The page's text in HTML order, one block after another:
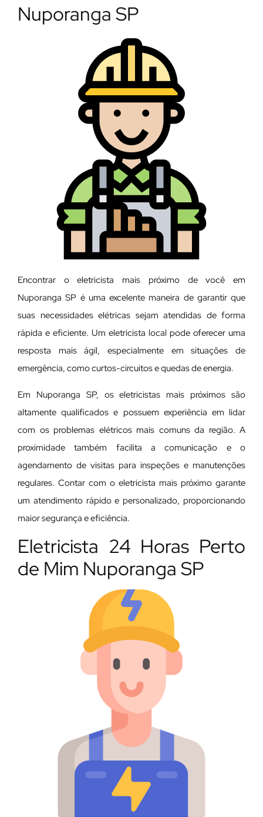
Nuporanga SP
Encontrar o eletricista mais próximo de você em
Nuporanga SP é uma excelente maneira de garantir que
suas necessidades elétricas sejam atendidas de forma
rápida e eficiente. Um eletricista local pode oferecer uma
resposta mais ágil, especialmente em situações de
emergência, como curtos-circuitos e quedas de energia.
Em Nuporanga SP, os eletricistas mais próximos são
altamente qualificados e possuem experiência em lidar
com os problemas elétricos mais comuns da região. A
proximidade também facilita a comunicação e o
agendamento de visitas para inspeções e manutenções
regulares. Contar com o eletricista mais próximo garante
um atendimento rápido e personalizado, proporcionando
maior segurança e eficiência.
Eletricista 24 Horas Perto
de Mim Nuporanga SP